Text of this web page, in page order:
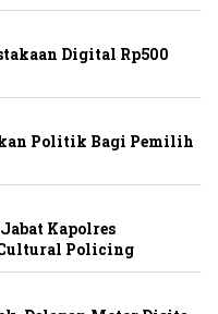
Digital Rp500
Politik Bagi Pemilih
Kapolres
Policing